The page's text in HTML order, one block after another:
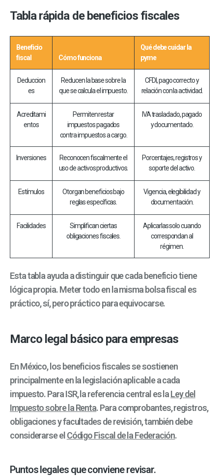
Tabla rápida de beneficios fiscales
Beneficio
fiscal
Cómo funciona
Qué debe cuidar la
pyme
Deduccion
es
Reducen la base sobre la
que se calcula el impuesto.
CFDI, pago correcto y
relación con la actividad.
Acreditami
entos
Permiten restar
impuestos pagados
contra impuestos a cargo.
IVA trasladado, pagado
y documentado.
Inversiones
Reconocen fiscalmente el
uso de activos productivos.
Porcentajes, registros y
soporte del activo.
Estímulos
Otorgan beneficios bajo
reglas específicas.
Vigencia, elegibilidad y
documentación.
Facilidades
Simplifican ciertas
obligaciones fiscales.
Aplicarlas solo cuando
correspondan al
régimen.
Esta tabla ayuda a distinguir que cada beneficio tiene
lógica propia. Meter todo en la misma bolsa fiscal es
práctico, sí, pero práctico para equivocarse.
Marco legal básico para empresas
En México, los beneficios fiscales se sostienen
principalmente en la legislación aplicable a cada
impuesto. Para ISR, la referencia central es laLey del
Impuesto sobre la Renta. Para comprobantes, registros,
obligaciones y facultades de revisión, también debe
considerarse elCódigo Fiscal de la Federación.
Puntos legales que conviene revisar.